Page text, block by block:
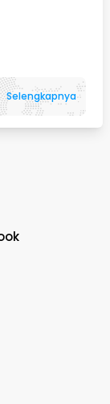
Selengkapnya